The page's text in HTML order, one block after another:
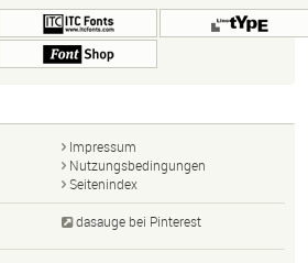
Impressum
Nutzungsbedingungen
Seitenindex
dasauge bei Pinterest